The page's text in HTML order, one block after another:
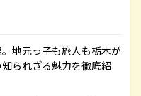
地元っ子も旅人も栃木が
られざる魅力を徹底紹